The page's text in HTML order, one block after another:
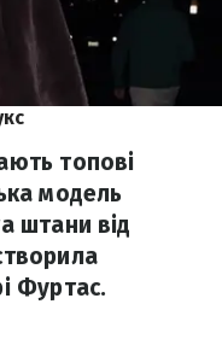
топові
модель
штани від
Фуртас.